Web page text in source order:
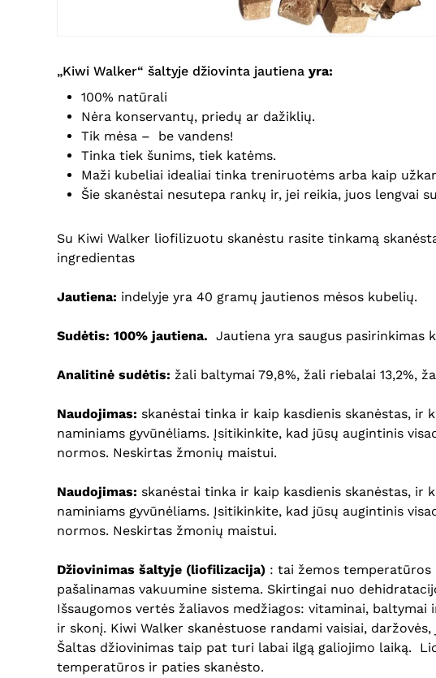
„Kiwi Walker“ šaltyje džiovinta jautiena yra:
100% natūrali
Nėra konservantų, priedų ar dažiklių.
Tik mėsa – be vandens!
Tinka tiek šunims, tiek katėms.
Maži kubeliai idealiai tinka treniruotėms arba kaip
Šie skanėstai nesutepa rankų ir, jei reikia, juos lengvai
Su Kiwi Walker liofilizuotu skanėstu rasite tinkamą
ingredientas
Jautiena: indelyje yra 40 gramų jautienos mėsos kubelių.
Sudėtis: 100% jautiena. Jautiena yra saugus pasirinkimas
Analitinė sudėtis: žali baltymai 79,8%, žali riebalai 13,2%,
Naudojimas: skanėstai tinka ir kaip kasdienis skanėstas,
naminiams gyvūnėliams. Įsitikinkite, kad jūsų augintinis
normos. Neskirtas žmonių maistui.
Naudojimas: skanėstai tinka ir kaip kasdienis skanėstas,
naminiams gyvūnėliams. Įsitikinkite, kad jūsų augintinis
normos. Neskirtas žmonių maistui.
Džiovinimas šaltyje (liofilizacija) : tai žemos temperatūros
pašalinamas vakuumine sistema. Skirtingai nuo
Išsaugomos vertės žaliavos medžiagos: vitaminai,
ir skonį. Kiwi Walker skanėstuose randami vaisiai,
Šaltas džiovinimas taip pat turi labai ilgą galiojimo laiką.
temperatūros ir paties skanėsto.